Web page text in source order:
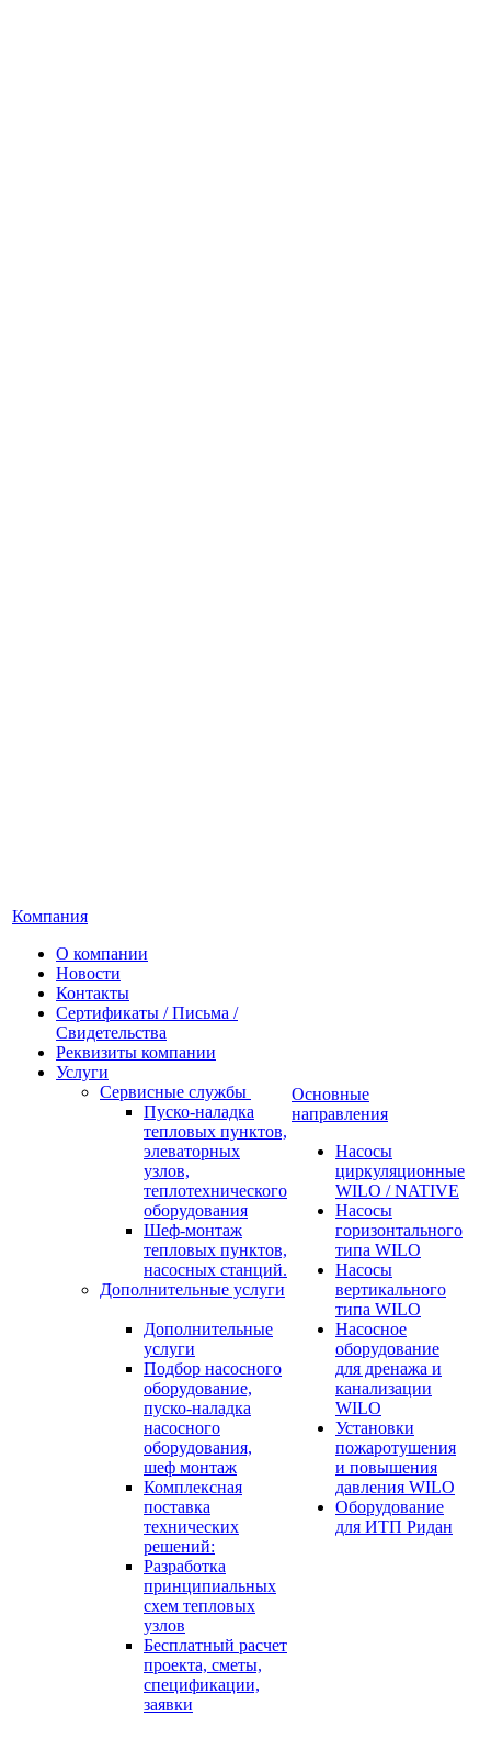
Компания
О компании
Новости
Контакты
Сертификаты / Письма /
Свидетельства
Реквизиты компании
Услуги
Сервисные службы
Пуско-наладка
тепловых пунктов,
элеваторных
узлов,
теплотехнического
оборудования
Шеф-монтаж
тепловых пунктов,
насосных станций.
Дополнительные услуги
Дополнительные
услуги
Подбор насосного
оборудование,
пуско-наладка
насосного
оборудования,
шеф монтаж
Комплексная
поставка
технических
решений:
Разработка
принципиальных
схем тепловых
узлов
Бесплатный расчет
проекта, сметы,
спецификации,
заявки
Основные
направления
Насосы
циркуляционные
WILO / NATIVE
Насосы
горизонтального
типа WILO
Насосы
вертикального
типа WILO
Насосное
оборудование
для дренажа и
канализации
WILO
Установки
пожаротушения
и повышения
давления WILO
Оборудование
для ИТП Ридан